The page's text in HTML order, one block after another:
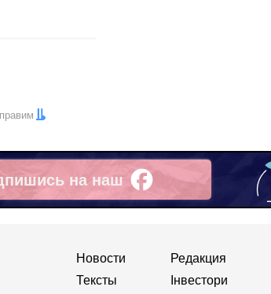
на наш
Новости
Тексты
Редакция
Інвестори